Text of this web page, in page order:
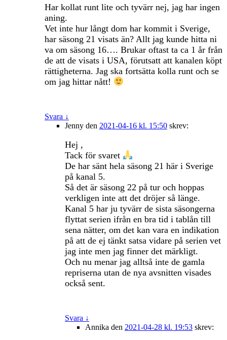
Har kollat runt lite och tyvärr nej, jag har ingen
aning.
Vet inte hur långt dom har kommit i Sverige,
har säsong 21 visats än? Allt jag kunde hitta ni
va om säsong 16…. Brukar oftast ta ca 1 år från
de att de visats i USA, förutsatt att kanalen köpt
rättigheterna. Jag ska fortsätta kolla runt och se
om jag hittar nått!
Svara ↓
Jenny den 2021-04-16 kl. 15:50 skrev:
Hej ,
Tack för svaret
De har sänt hela säsong 21 här i Sverige
på kanal 5.
Så det är säsong 22 på tur och hoppas
verkligen inte att det dröjer så länge.
Kanal 5 har ju tyvärr de sista säsongerna
flyttat serien ifrån en bra tid i tablån till
sena nätter, om det kan vara en indikation
på att de ej tänkt satsa vidare på serien vet
jag inte men jag finner det märkligt.
Och nu menar jag alltså inte de gamla
repriserna utan de nya avsnitten visades
också sent.
Svara ↓
Annika den 2021-04-28 kl. 19:53 skrev: